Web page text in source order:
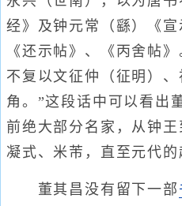
经》及钟元常（繇）《宣
《还示帖》、《丙舍帖
不复以文征仲（征明）
角。”这段话中可以看出
前绝大部分名家，从钟
凝式、米芾，直至元代的
董其昌没有留下一部